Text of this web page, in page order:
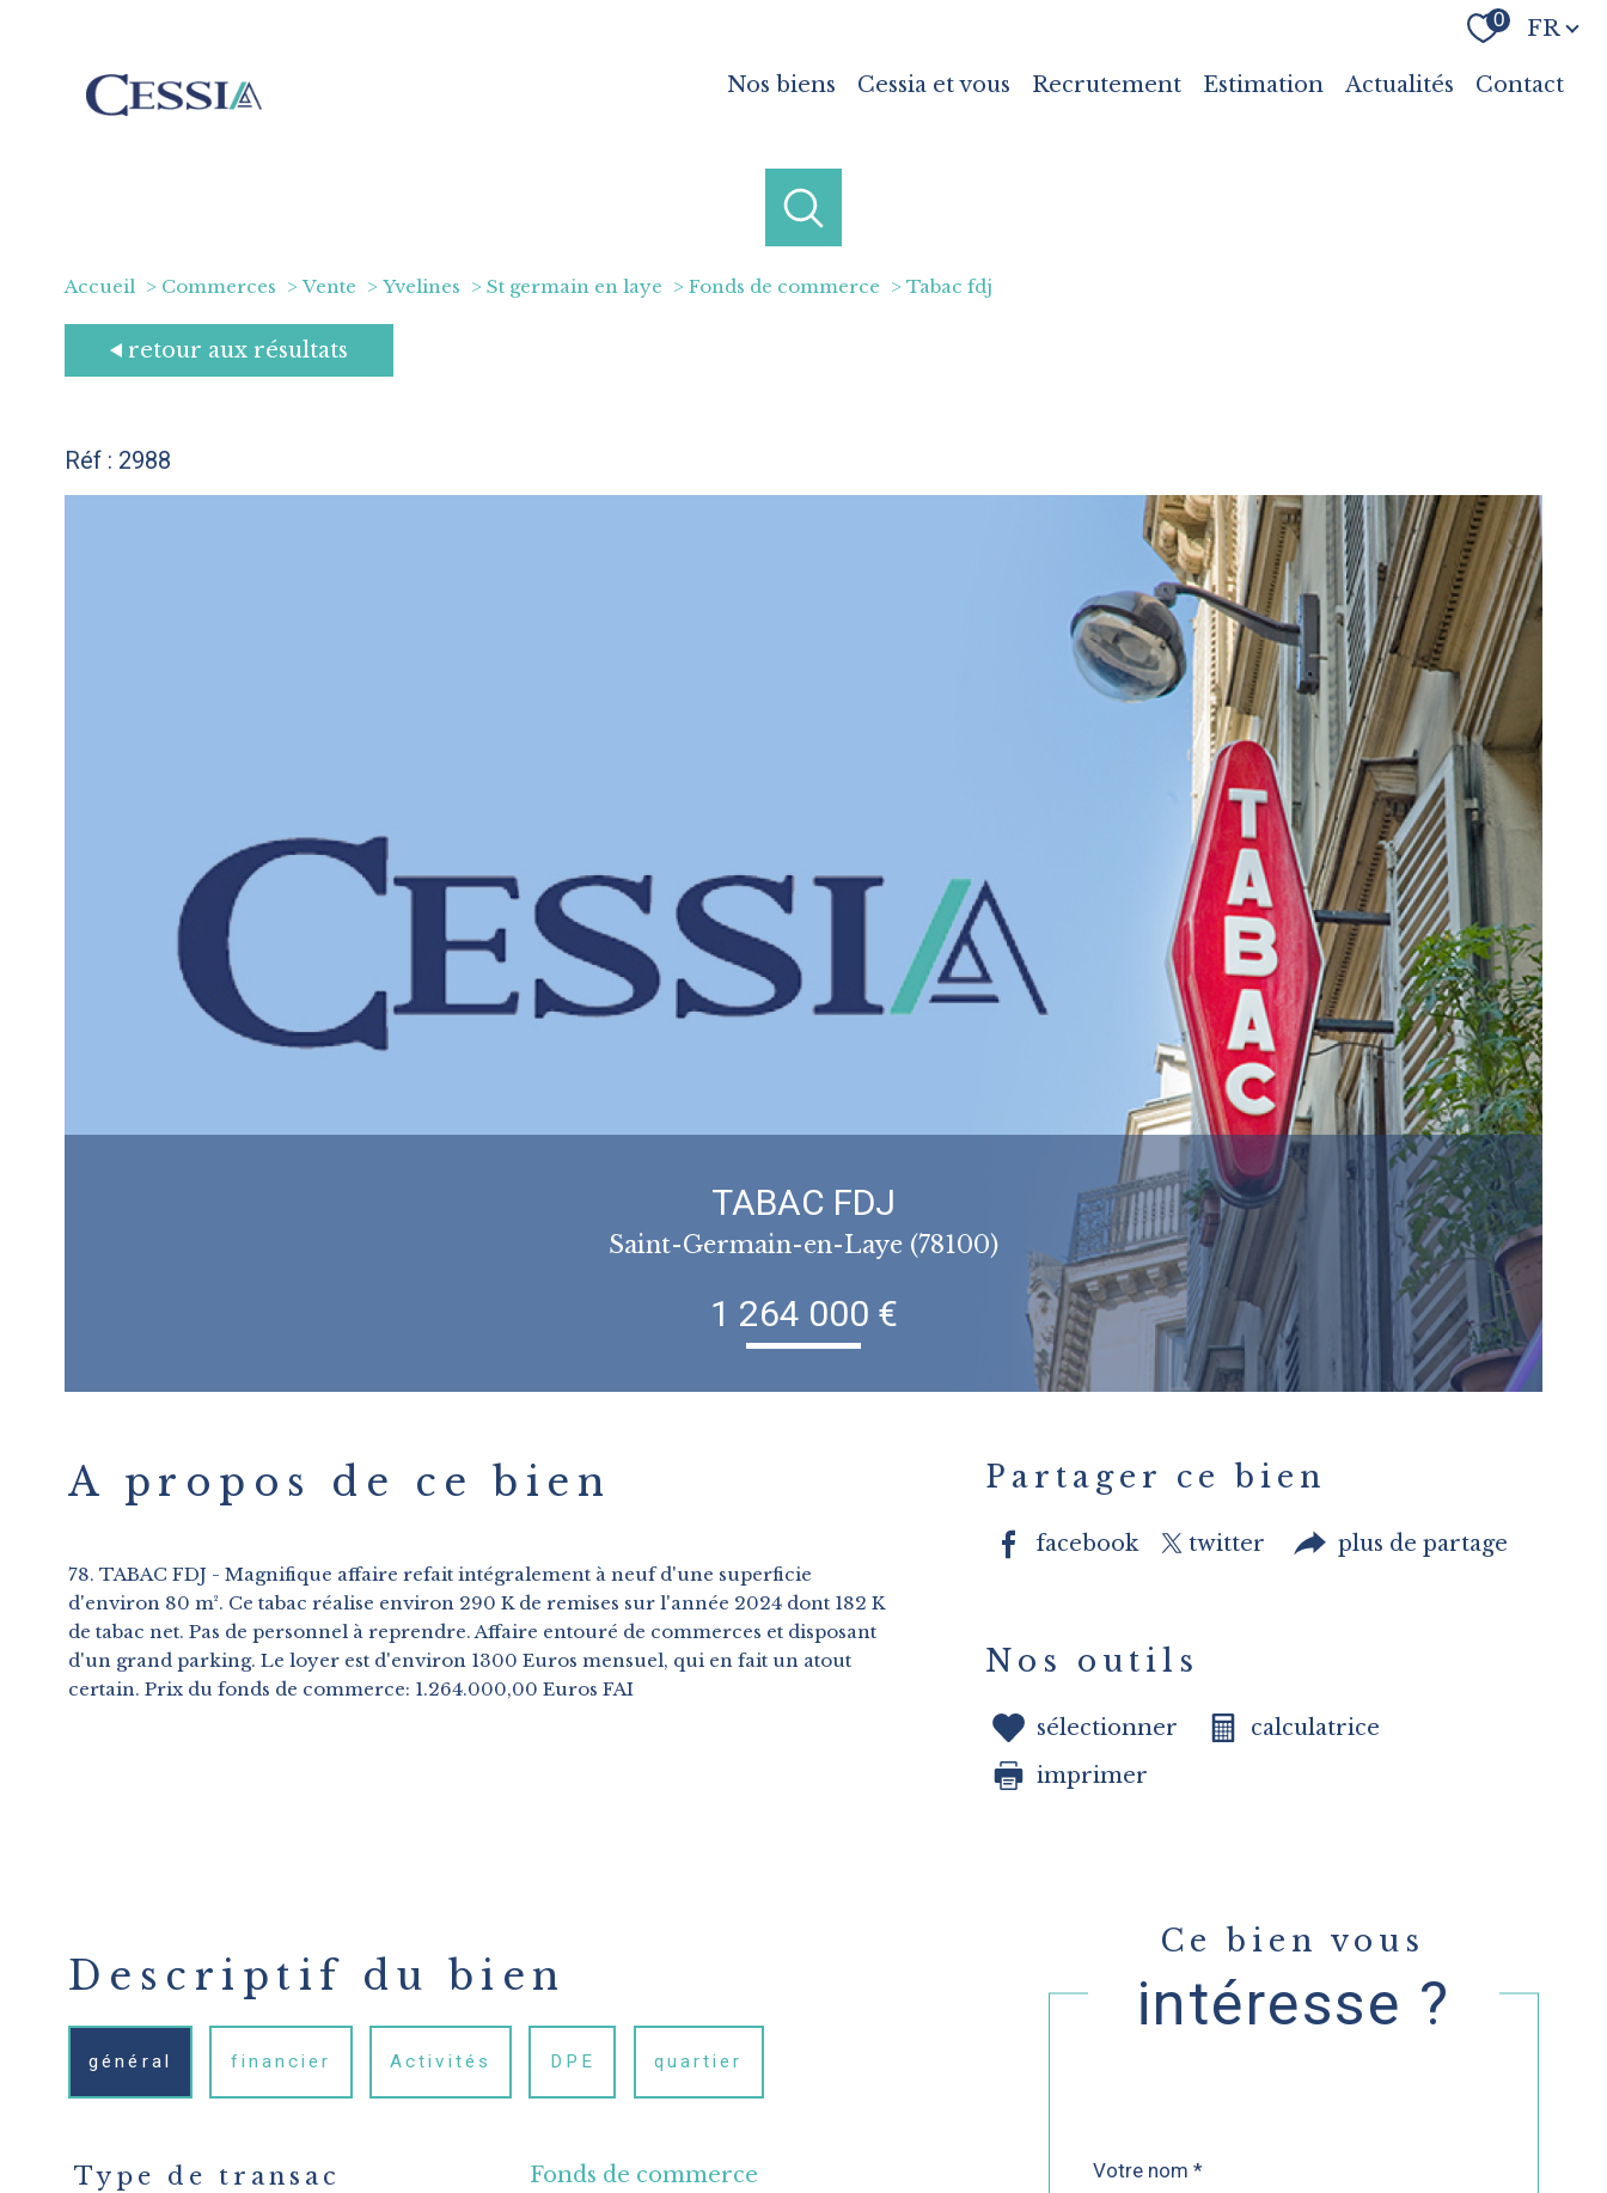
0 Langue
FR
Nos biens Cessia et vous Recrutement Estimation Actualités Contact
Accueil Commerces Vente Yvelines St germain en laye Fonds de commerce Tabac fdj
retour aux résultats
Réf : 2988
TABAC FDJ
Saint-Germain-en-Laye (78100)
1 264 000 €
A propos de ce bien
78. TABAC FDJ - Magnifique affaire refait intégralement à neuf d'une superficie
d'environ 80 m². Ce tabac réalise environ 290 K de remises sur l'année 2024 dont 182 K
de tabac net. Pas de personnel à reprendre. Affaire entouré de commerces et disposant
d'un grand parking. Le loyer est d'environ 1300 Euros mensuel, qui en fait un atout
certain. Prix du fonds de commerce: 1.264.000,00 Euros FAI
Partager ce bien
facebook twitter plus de partage
Nos outils
sélectionner
calculatrice
imprimer
Descriptif du bien
général financier Activités DPE quartier
TRAD_PAMPERO_Caracteristique
Type de transac Fonds de commerce
Ce bien vous
intéresse ?
*